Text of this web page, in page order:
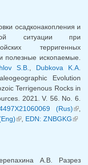
осадконакопления и
ситуации при
терригенных
полезные ископаемые.
S.B.
Dubkova K.A.
Evolution
Terrigenous Rocks in
2021. V. 56. No. 6.
(Rus)
(link is external)
EDN: ZNBGKG
А.В. Разрез